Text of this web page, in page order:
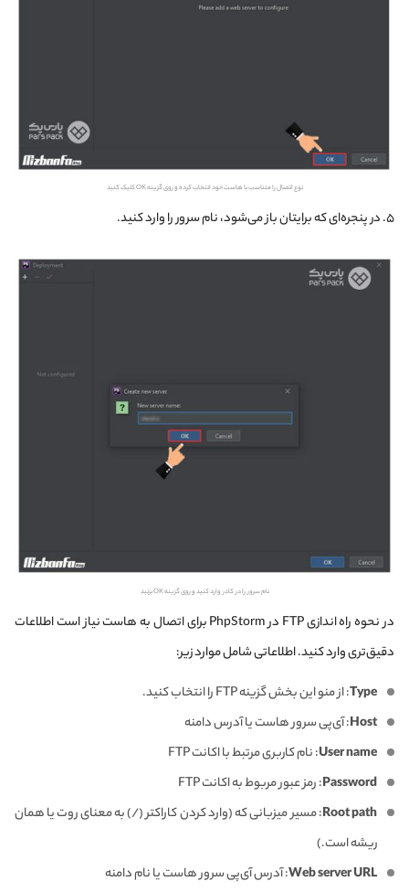
نوع اتصال را متناسب با هاست خود انتخاب کرده و روی گزینه OK کلیک کنید
۵. در پنجره‌ای که برایتان باز می‌شود، نام سرور را وارد کنید.
نام سرور را در کادر وارد کنید و روی گزینه OK بزنید
در نحوه راه اندازی FTP در PhpStorm برای اتصال به هاست نیاز است اطلاعات
دقیق‌تری وارد کنید. اطلاعاتی شامل موارد زیر:
Type: از منو این بخش گزینه FTP را انتخاب کنید.
Host: آی‌پی سرور هاست یا آدرس دامنه
User name: نام کاربری مرتبط با اکانت FTP
Password: رمز عبور مربوط به اکانت FTP
Root path: مسیر میزبانی که (وارد کردن کاراکتر (/) به معنای روت یا همان
ریشه است.)
Web server URL: آدرس آی‌پی سرور هاست یا نام دامنه